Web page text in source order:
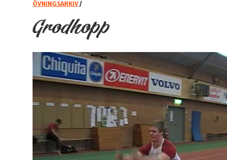
ÖVNINGSARKIV /
Grodhopp